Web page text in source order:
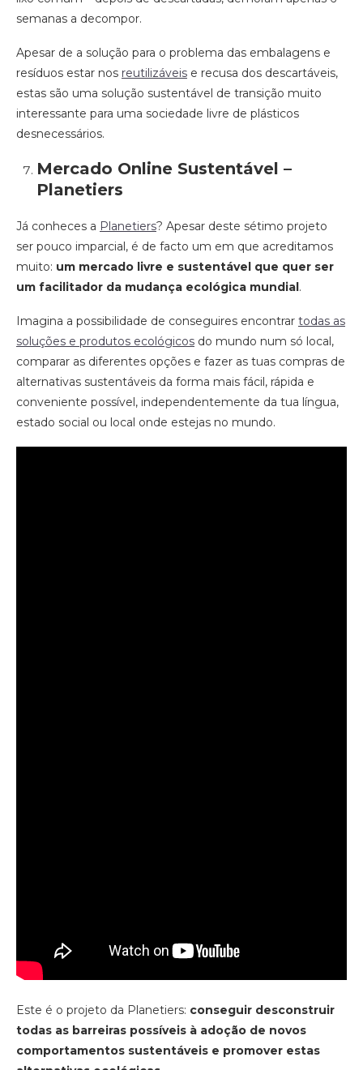
semanas a decompor.
Apesar de a solução para o problema das embalagens e
resíduos estar nos reutilizáveis e recusa dos descartáveis,
estas são uma solução sustentável de transição muito
interessante para uma sociedade livre de plásticos
desnecessários.
Mercado Online Sustentável –
Planetiers
Já conheces a Planetiers? Apesar deste sétimo projeto
ser pouco imparcial, é de facto um em que acreditamos
muito: um mercado livre e sustentável que quer ser
um facilitador da mudança ecológica mundial .
Imagina a possibilidade de conseguires encontrar todas as
soluções e produtos ecológicos do mundo num só local,
comparar as diferentes opções e fazer as tuas compras de
alternativas sustentáveis da forma mais fácil, rápida e
conveniente possível, independentemente da tua língua,
estado social ou local onde estejas no mundo.
Este é o projeto da Planetiers: conseguir desconstruir
todas as barreiras possíveis à adoção de novos
comportamentos sustentáveis e promover estas